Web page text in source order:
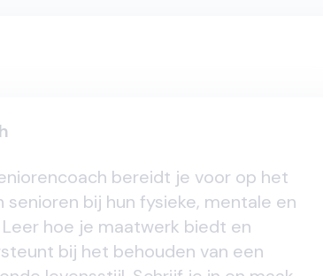
bereidt je voor op het
senioren bij hun fysieke, mentale en
Leer hoe je maatwerk biedt en
bij het behouden van een